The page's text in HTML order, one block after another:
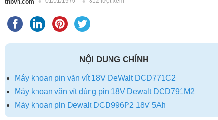
thbvn.com
NỘI DUNG CHÍNH
Máy khoan pin vặn vít 18V DeWalt DCD771C2
Máy khoan vặn vít dùng pin 18V Dewalt DCD791M2
Máy khoan pin Dewalt DCD996P2 18V 5Ah